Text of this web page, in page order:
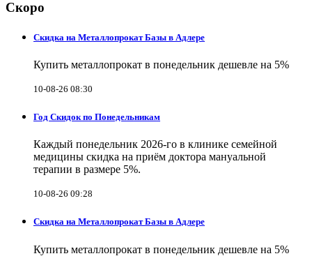
Скоро
Скидка на Металлопрокат Базы в Адлере
Купить металлопрокат в понедельник дешевле на 5%
10-08-26 08:30
Год Скидок по Понедельникам
Каждый понедельник 2026-го в клинике семейной
медицины скидка на приём доктора мануальной
терапии в размере 5%.
10-08-26 09:28
Скидка на Металлопрокат Базы в Адлере
Купить металлопрокат в понедельник дешевле на 5%